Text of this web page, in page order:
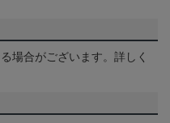
場合がございます。詳しく